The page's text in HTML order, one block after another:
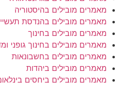
מאמרים מובילים בהיסטוריה
מאמרים מובילים בהנדסת
מאמרים מובילים בחינוך
מאמרים מובילים בחינוך גופני
מאמרים מובילים בחשבונאות
מאמרים מובילים ביהדות
מאמרים מובילים ביחסים